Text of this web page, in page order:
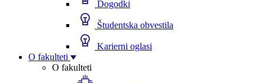
Dogodki
Študentska obvestila
Karierni oglasi
O fakulteti
O fakulteti